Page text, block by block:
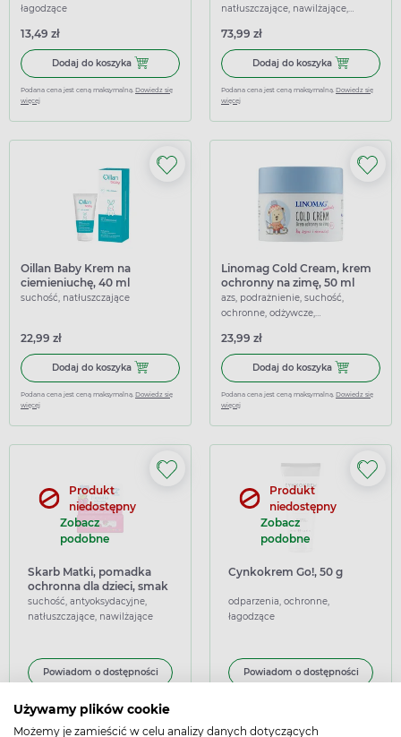
Używamy plików cookie
Możemy je zamieścić w celu analizy danych dotyczących
łagodzące
13,49 zł
Dodaj do koszyka Dodaj do koszyka Vaco Psi Patrol Krem na ukąszenia
Podana cena jest ceną maksymalną. Dowiedz się
więcej
natłuszczające, nawilżające,
73,99 zł
Dodaj do koszyka Dodaj do
Podana cena jest ceną maksymalną. Dowiedz się
więcej
Oillan Baby Krem na
ciemieniuchę, 40 ml
suchość, natłuszczające
22,99 zł
Dodaj do koszyka Dodaj do koszyka Oillan Baby Krem na ciemieniuchę, 40
Podana cena jest ceną maksymalną. Dowiedz się
więcej
Linomag Cold Cream, krem
ochronny na zimę, 50 ml
azs, podrażnienie, suchość,
ochronne, odżywcze,
23,99 zł
Dodaj do koszyka Dodaj do
Podana cena jest ceną maksymalną. Dowiedz się
więcej
Produkt
niedostępny
Zobacz
podobne
Skarb Matki, pomadka
ochronna dla dzieci, smak
malinowy
suchość, antyoksydacyjne,
natłuszczające, nawilżające
Powiadom o dostępności
Produkt
niedostępny
Zobacz
podobne
Cynkokrem Go!, 50 g
odparzenia, ochronne,
łagodzące
Powiadom o dostępności